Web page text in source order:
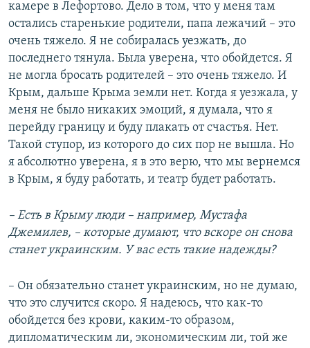
камере в Лефортово. Дело в том, что у меня там
остались старенькие родители, папа лежачий – это
очень тяжело. Я не собиралась уезжать, до
последнего тянула. Была уверена, что обойдется. Я
не могла бросать родителей – это очень тяжело. И
Крым, дальше Крыма земли нет. Когда я уезжала, у
меня не было никаких эмоций, я думала, что я
перейду границу и буду плакать от счастья. Нет.
Такой ступор, из которого до сих пор не вышла. Но
я абсолютно уверена, я в это верю, что мы вернемся
в Крым, я буду работать, и театр будет работать.
– Есть в Крыму люди – например, Мустафа
Джемилев, – которые думают, что вскоре он снова
станет украинским. У вас есть такие надежды?
– Он обязательно станет украинским, но не думаю,
что это случится скоро. Я надеюсь, что как-то
обойдется без крови, каким-то образом,
дипломатическим ли, экономическим ли, той же